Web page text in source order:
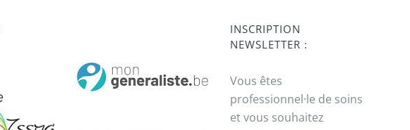
INSCRIPTION
NEWSLETTER :
Vous êtes
professionnel·le de soins
et vous souhaitez